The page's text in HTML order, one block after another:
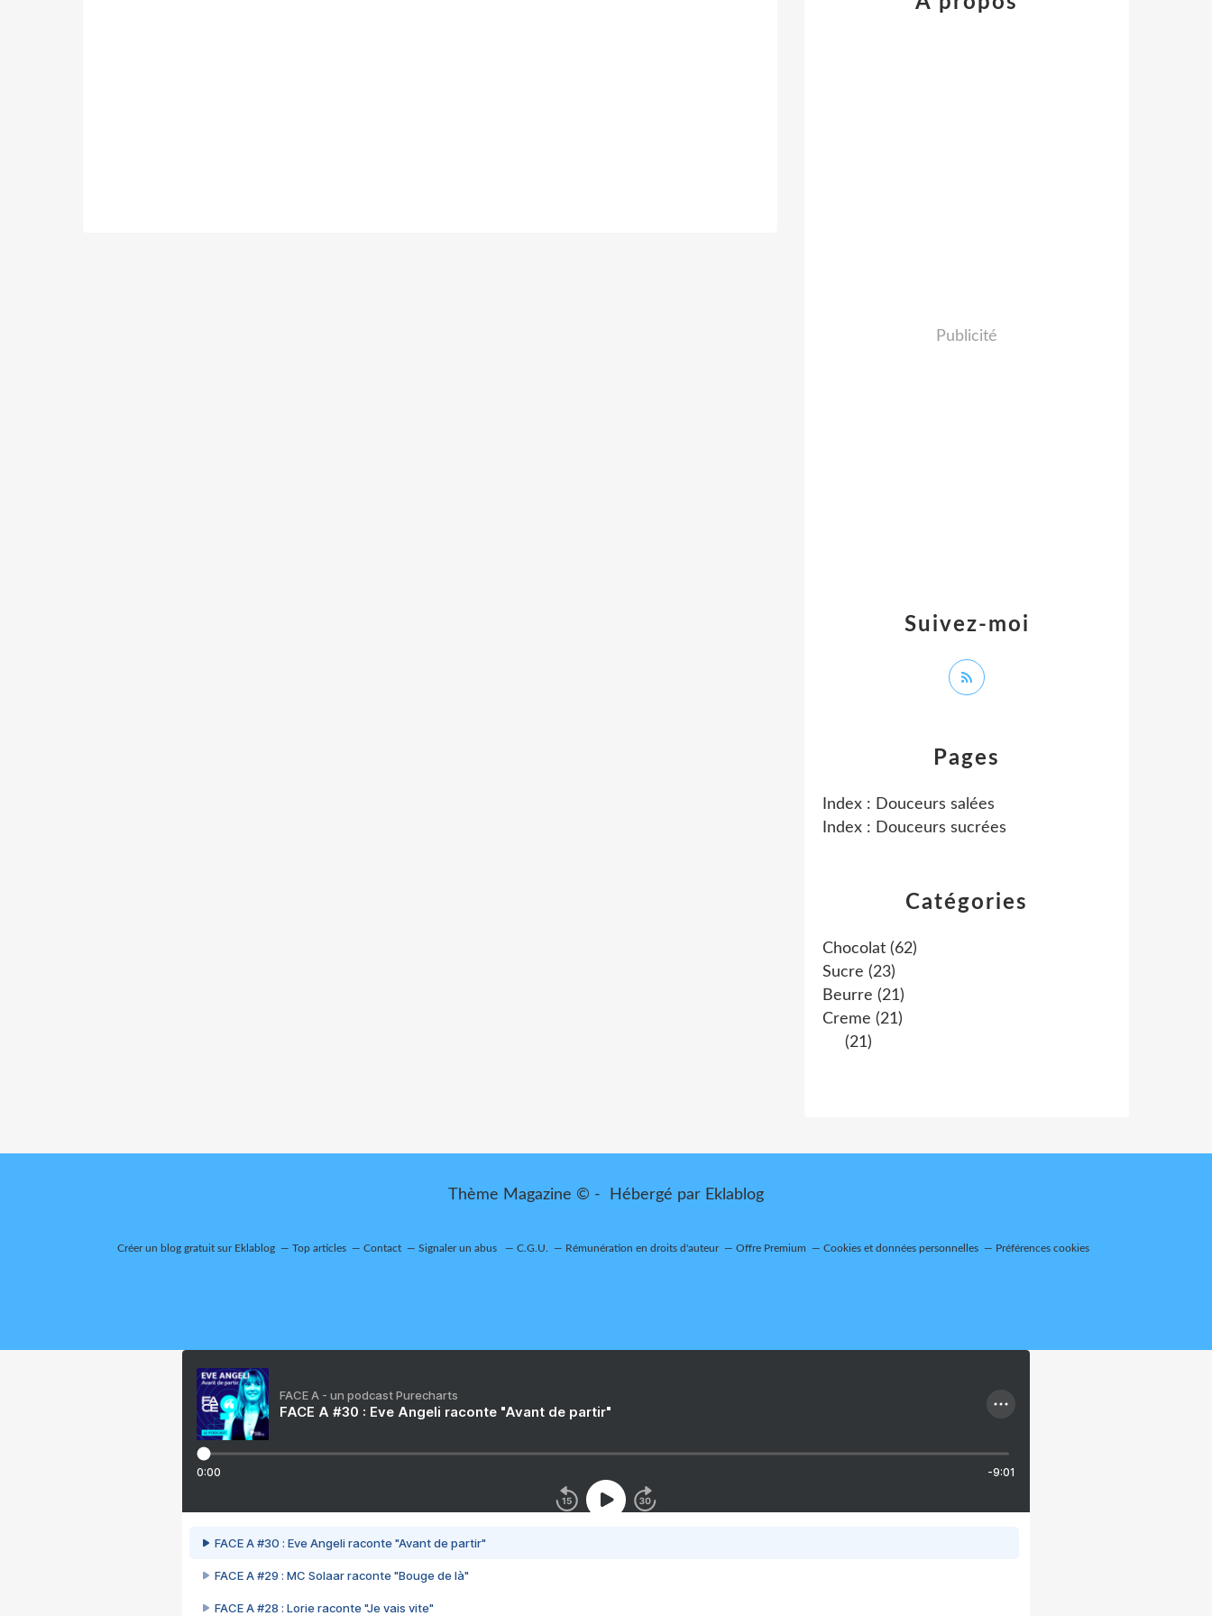
Catégories
Chocolat (62)
Sucre (23)
Beurre (21)
Creme (21)
(21)
Pages
Index : Douceurs salées
Index : Douceurs sucrées
Suivez-moi
Publicité
Thème Magazine © - Hébergé par Eklablog
Créer un blog gratuit sur Eklablog Top articles Contact Signaler un abus C.G.U. Rémunération en droits d'auteur Offre Premium Cookies et données personnelles Préférences cookies
FACE A - un podcast Purecharts
FACE A #30 : Eve Angeli raconte "Avant de partir"
0:00 -9:01
FACE A #30 : Eve Angeli raconte "Avant de partir"
FACE A #29 : MC Solaar raconte "Bouge de là"
FACE A #28 : Lorie raconte "Je vais vite"